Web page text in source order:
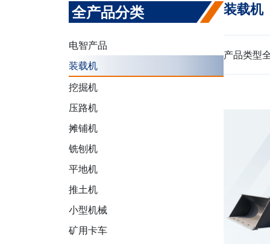
全产品分类
电智产品
装载机
挖掘机
压路机
摊铺机
铣刨机
平地机
推土机
小型机械
矿用卡车
装载机
产品类型